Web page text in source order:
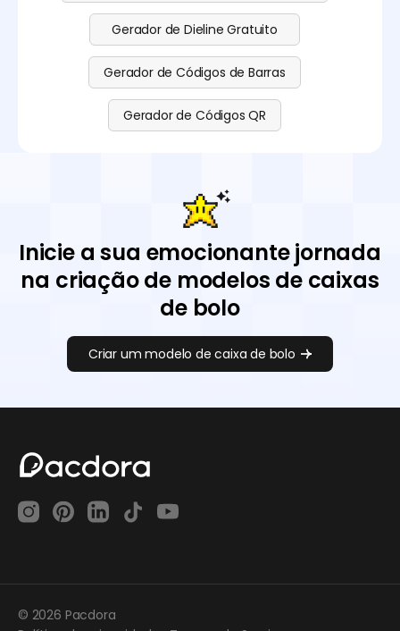
Gerador de Dieline Gratuito
Gerador de Códigos de Barras
Gerador de Códigos QR
Inicie a sua emocionante jornada
na criação de modelos de caixas
de bolo
Criar um modelo de caixa de bolo
© 2026 Pacdora